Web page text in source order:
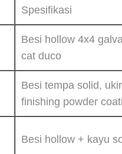
Spesifikasi
Besi hollow 4x4
cat duco
Besi tempa solid,
finishing powder
Besi hollow + kayu